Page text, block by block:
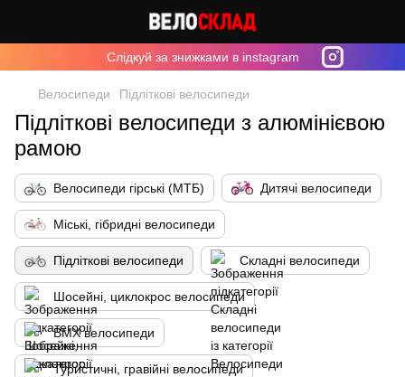
Cлідкуй за знижками в instagram
Велосипеди Підліткові велосипеди
Підліткові велосипеди з алюмінієвою
рамою
Велосипеди гірські (МТБ) Дитячі велосипеди
Міські, гібридні велосипеди
Підліткові велосипеди Складні велосипеди
Шосейні, циклокрос велосипеди
BMX велосипеди
Туристичні, гравійні велосипеди